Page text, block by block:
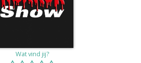
Wat vind jij?